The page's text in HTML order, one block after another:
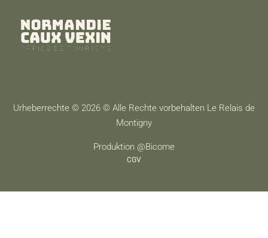
Urheberrechte © 2026 © Alle Rechte vorbehalten Le Relais de
Montigny
Produktion @Bicome
CGV